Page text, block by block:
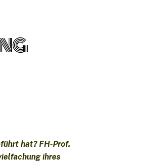
hat? FH-Prof.
ihres